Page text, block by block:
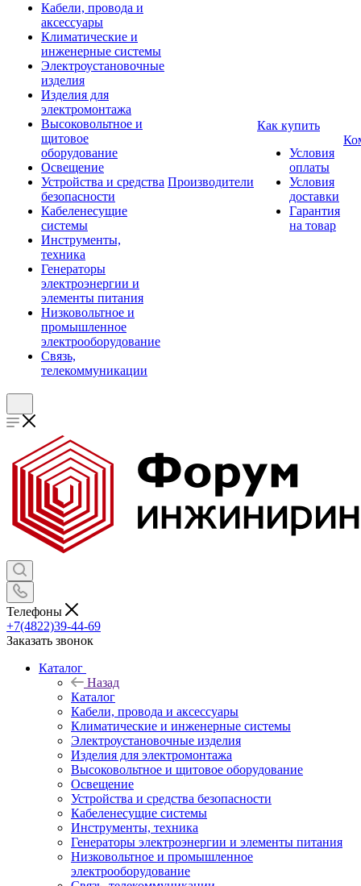
Кабели, провода и
аксессуары
Климатические и
инженерные системы
Электроустановочные
изделия
Изделия для
электромонтажа
Высоковольтное и
щитовое
оборудование
Освещение
Устройства и средства
безопасности
Кабеленесущие
системы
Инструменты,
техника
Генераторы
электроэнергии и
элементы питания
Низковольтное и
промышленное
электрооборудование
Связь,
телекоммуникации
Производители
Как купить
Условия
оплаты
Условия
доставки
Гарантия
на товар
Телефоны
+7(4822)39-44-69
Заказать звонок
Каталог
Назад
Каталог
Кабели, провода и аксессуары
Климатические и инженерные системы
Электроустановочные изделия
Изделия для электромонтажа
Высоковольтное и щитовое оборудование
Освещение
Устройства и средства безопасности
Кабеленесущие системы
Инструменты, техника
Генераторы электроэнергии и элементы питания
Низковольтное и промышленное
электрооборудование